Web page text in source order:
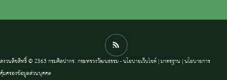
สงวนลิขสิทธิ์ © 2563 กรมศิลปากร. กระทรวงวัฒนธรรม -นโยบายเว็บไซต์|มาตรฐาน |นโยบายการ
คุ้มครองข้อมูลส่วนบุคคล